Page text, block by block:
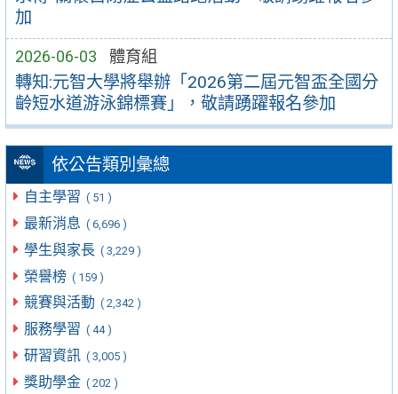
加
2026-06-03 體育組
轉知:元智大學將舉辦「2026第二屆元智盃全國分
齡短水道游泳錦標賽」，敬請踴躍報名參加
依公告類別彙總
自主學習 ( 51 )
最新消息 ( 6,696 )
學生與家長 ( 3,229 )
榮譽榜 ( 159 )
競賽與活動 ( 2,342 )
服務學習 ( 44 )
研習資訊 ( 3,005 )
獎助學金 ( 202 )